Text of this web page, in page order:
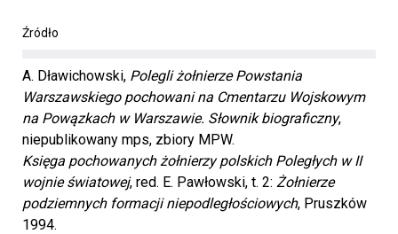
Źródło
A. Dławichowski, Polegli żołnierze Powstania
Warszawskiego pochowani na Cmentarzu Wojskowym
na Powązkach w Warszawie. Słownik biograficzny,
Księga pochowanych żołnierzy polskich Poległych w II
wojnie światowej, red. E. Pawłowski, t. 2: Żołnierze
podziemnych formacji niepodległościowych, Pruszków
1994.